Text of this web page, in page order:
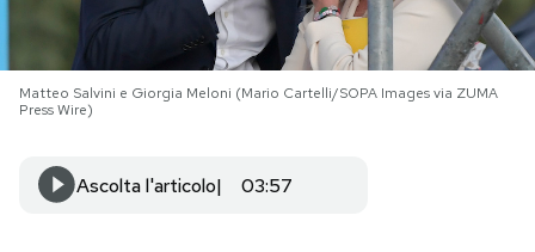
I MIEI PREFERITI
CALENDARIO
Matteo Salvini e Giorgia Meloni (Mario Cartelli/SOPA Images via ZUMA
Press Wire)
Ascolta l'articolo 03:57